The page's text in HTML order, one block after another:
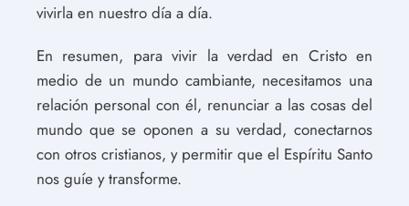
vivirla en nuestro día a día.
En resumen, para vivir la verdad en Cristo en
medio de un mundo cambiante, necesitamos una
relación personal con él, renunciar a las cosas del
mundo que se oponen a su verdad, conectarnos
con otros cristianos, y permitir que el Espíritu Santo
nos guíe y transforme.